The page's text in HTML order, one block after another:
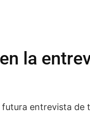
la
entrevista de